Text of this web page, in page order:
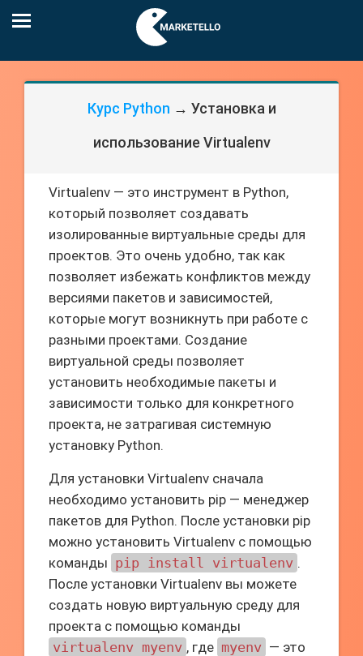
Курс Python → Установка и
использование Virtualenv
Virtualenv — это инструмент в Python,
который позволяет создавать
изолированные виртуальные среды для
проектов. Это очень удобно, так как
позволяет избежать конфликтов между
версиями пакетов и зависимостей,
которые могут возникнуть при работе с
разными проектами. Создание
виртуальной среды позволяет
установить необходимые пакеты и
зависимости только для конкретного
проекта, не затрагивая системную
установку Python.
Для установки Virtualenv сначала
необходимо установить pip — менеджер
пакетов для Python. После установки pip
можно установить Virtualenv с помощью
команды pip install virtualenv .
После установки Virtualenv вы можете
создать новую виртуальную среду для
проекта с помощью команды
virtualenv myenv , где myenv — это